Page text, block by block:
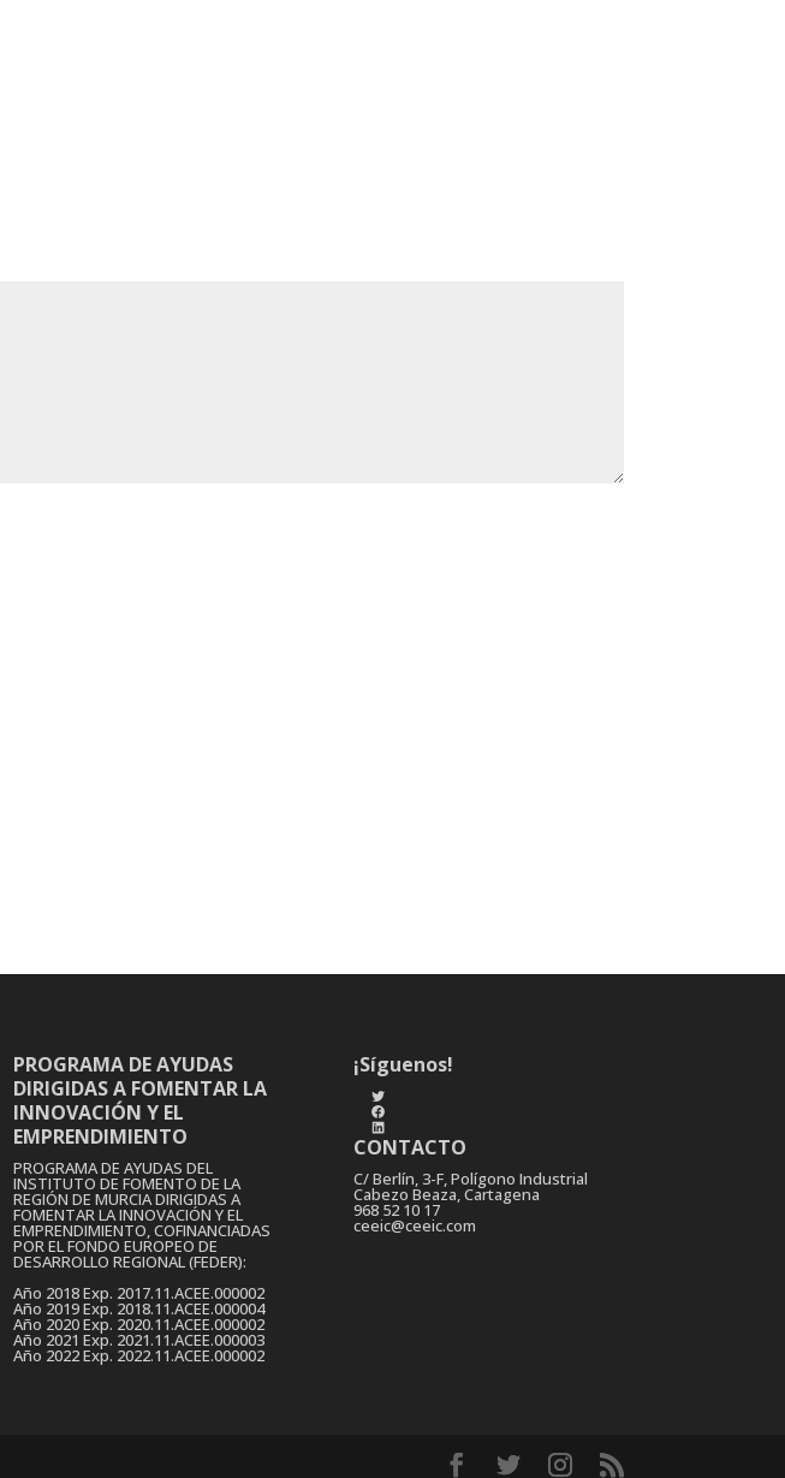
PROGRAMA DE AYUDAS
DIRIGIDAS A FOMENTAR LA
INNOVACIÓN Y EL
EMPRENDIMIENTO
PROGRAMA DE AYUDAS DEL
INSTITUTO DE FOMENTO DE LA
REGIÓN DE MURCIA DIRIGIDAS A
FOMENTAR LA INNOVACIÓN Y EL
EMPRENDIMIENTO, COFINANCIADAS
POR EL FONDO EUROPEO DE
DESARROLLO REGIONAL (FEDER):
Año 2018 Exp. 2017.11.ACEE.000002
Año 2019 Exp. 2018.11.ACEE.000004
Año 2020 Exp. 2020.11.ACEE.000002
Año 2021 Exp. 2021.11.ACEE.000003
Año 2022 Exp. 2022.11.ACEE.000002
¡Síguenos!
Twitter
Facebook
LinkedIn
CONTACTO
C/ Berlín, 3-F, Polígono Industrial
Cabezo Beaza, Cartagena
968 52 10 17
ceeic@ceeic.com